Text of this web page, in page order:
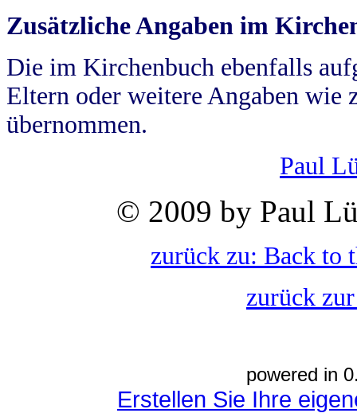
Zusätzliche Angaben im
Die im Kirchenbuch ebenfalls
Eltern oder weitere Angaben wie
übernommen.
Paul
© 2009 by Paul
zurück zu: Back to
zurück
powered in
Erstellen Sie Ihre